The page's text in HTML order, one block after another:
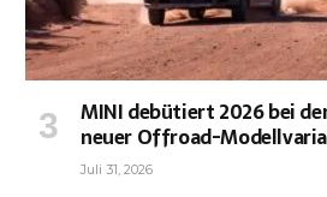
MINI debütiert 2026 bei
neuer Offroad-
Juli 31, 2026